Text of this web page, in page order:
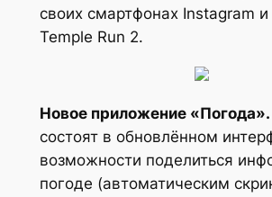
своих смартфонах Instagram
Temple Run 2.
Новое приложение «Погода».
состоят в обновлённом
возможности поделиться
погоде (автоматическим